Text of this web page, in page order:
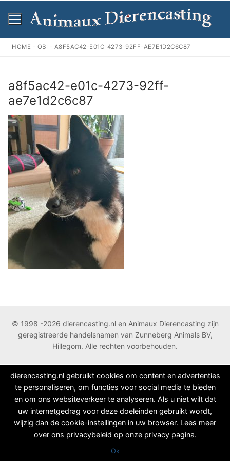
naar
inhoud
HOME - OBI - A8F5AC42-E01C-4273-92FF-AE7E1D2C6C87
a8f5ac42-e01c-4273-92ff-
ae7e1d2c6c87
© 1998 -2026 dierencasting.nl en Animaux Dierencasting zijn
geregistreerde handelsnamen van Zunneberg Animals BV,
Hillegom. Alle rechten voorbehouden.
dierencasting.nl gebruikt cookies om content en advertenties
te personaliseren, om functies voor social media te bieden
en om ons websiteverkeer te analyseren. Als u niet wilt dat
uw internetgedrag voor deze doeleinden gebruikt wordt,
wijzig dan de cookie-instellingen in uw browser. Lees meer
over ons privacybeleid op onze privacy pagina.
Ok